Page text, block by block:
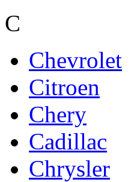
C
Chevrolet
Citroen
Chery
Cadillac
Chrysler